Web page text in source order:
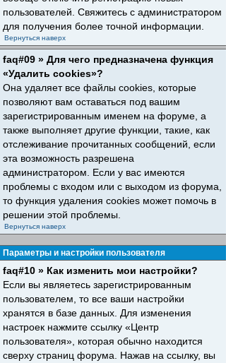
пользователей. Свяжитесь с администратором
для получения более точной информации.
Вернуться наверх
faq#09 » Для чего предназначена функция
«Удалить cookies»?
Она удаляет все файлы cookies, которые
позволяют вам оставаться под вашим
зарегистрированным именем на форуме, а
также выполняет другие функции, такие, как
отслеживание прочитанных сообщений, если
эта возможность разрешена
администратором. Если у вас имеются
проблемы с входом или с выходом из форума,
то функция удаления cookies может помочь в
решении этой проблемы.
Вернуться наверх
Параметры и настройки пользователя
faq#10 » Как изменить мои настройки?
Если вы являетесь зарегистрированным
пользователем, то все ваши настройки
хранятся в базе данных. Для изменения
настроек нажмите ссылку «Центр
пользователя», которая обычно находится
сверху страниц форума. Нажав на ссылку, вы